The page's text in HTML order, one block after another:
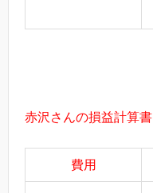
赤沢さんの損益計算書
費用